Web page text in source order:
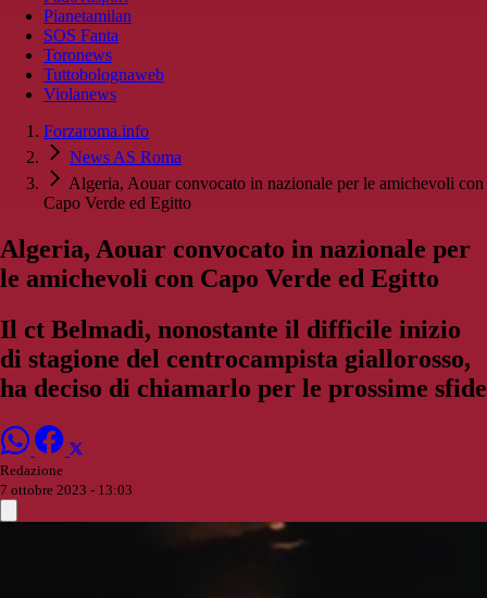
Pianetamilan
SOS Fanta
Toronews
Tuttobolognaweb
Violanews
Forzaroma.info
News AS Roma
Algeria, Aouar convocato in nazionale per le amichevoli con
Capo Verde ed Egitto
Algeria, Aouar convocato in nazionale per
le amichevoli con Capo Verde ed Egitto
Il ct Belmadi, nonostante il difficile inizio
di stagione del centrocampista giallorosso,
ha deciso di chiamarlo per le prossime sfide
Redazione
7 ottobre 2023 - 13:03